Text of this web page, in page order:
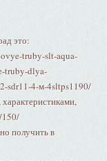
это:
truby-slt-aqua-
truby-dlya-
sdr11-4-м-4sltps1190/
150/
получить в